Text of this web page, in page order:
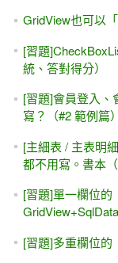
GridView也可以
[習題
統、答對得分）
[習題]會員登入、
寫？（#2 範例篇）
[主細表 / 主表明
都不用寫。書本
[習題]單一欄位的
[習題]多重欄位的